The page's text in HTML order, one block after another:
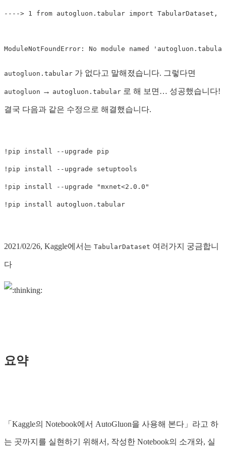
----> 1 from autogluon.tabular import TabularDataset,
ModuleNotFoundError: No module named
autogluon.tabular 가 없다고 말해졌습니다. 그렇다면
autogluon → autogluon.tabular 로 해 보면… 성공했습니다!
결국 다음과 같은 수정으로 해결했습니다.
! pip install --upgrade
! pip install --upgrade
! pip install --upgrade "mxnet<2.0.0"
! pip install
2021/02/26, Kaggle에서는 TabularDataset 여러가지 궁금합니
다
요약
「Kaggle의 Notebook에서 AutoGluon을 사용해 본다」라고 하
는 곳까지를 실현하기 위해서, 작성한 Notebook의 소개와, 실